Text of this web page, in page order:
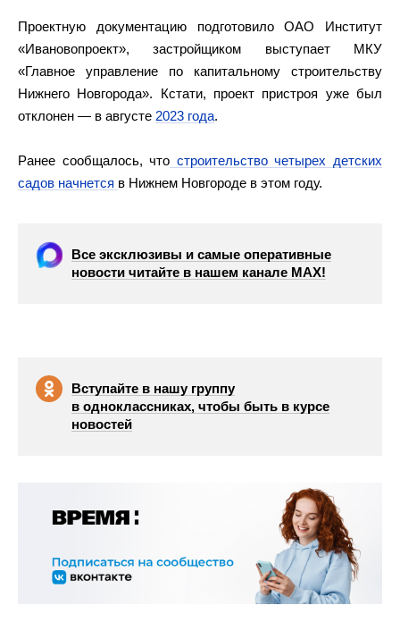
Проектную документацию подготовило ОАО Институт
«Ивановопроект», застройщиком выступает МКУ
«Главное управление по капитальному строительству
Нижнего Новгорода». Кстати, проект пристроя уже был
отклонен — в августе 2023 года.
Ранее сообщалось, что строительство четырех детских
садов начнется в Нижнем Новгороде в этом году.
Все эксклюзивы и самые оперативные
новости читайте в нашем канале МАХ!
Вступайте в нашу группу
в одноклассниках, чтобы быть в курсе
новостей